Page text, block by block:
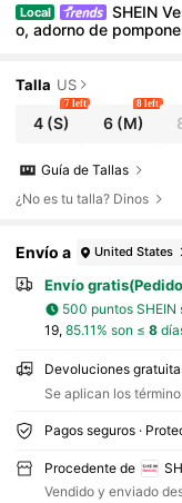
Local
SHEIN
o, adorno de
Talla US
4 (S)
7 left
6 (M)
8 left
Guía de Tallas
¿No es tu talla? Dinos
Envío a United States
Envío
500 puntos SHEIN
19, 85.11% son ≤ 8
Devoluciones
Se aplican los
Pagos seguros ·
Procedente de
Vendido y enviado